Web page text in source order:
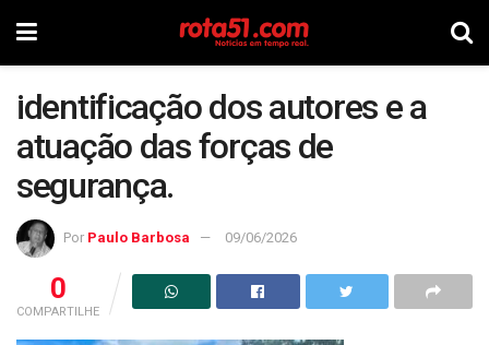
identificação dos autores e a
atuação das forças de
segurança.
Por Paulo Barbosa 09/06/2026
0
COMPARTILHE